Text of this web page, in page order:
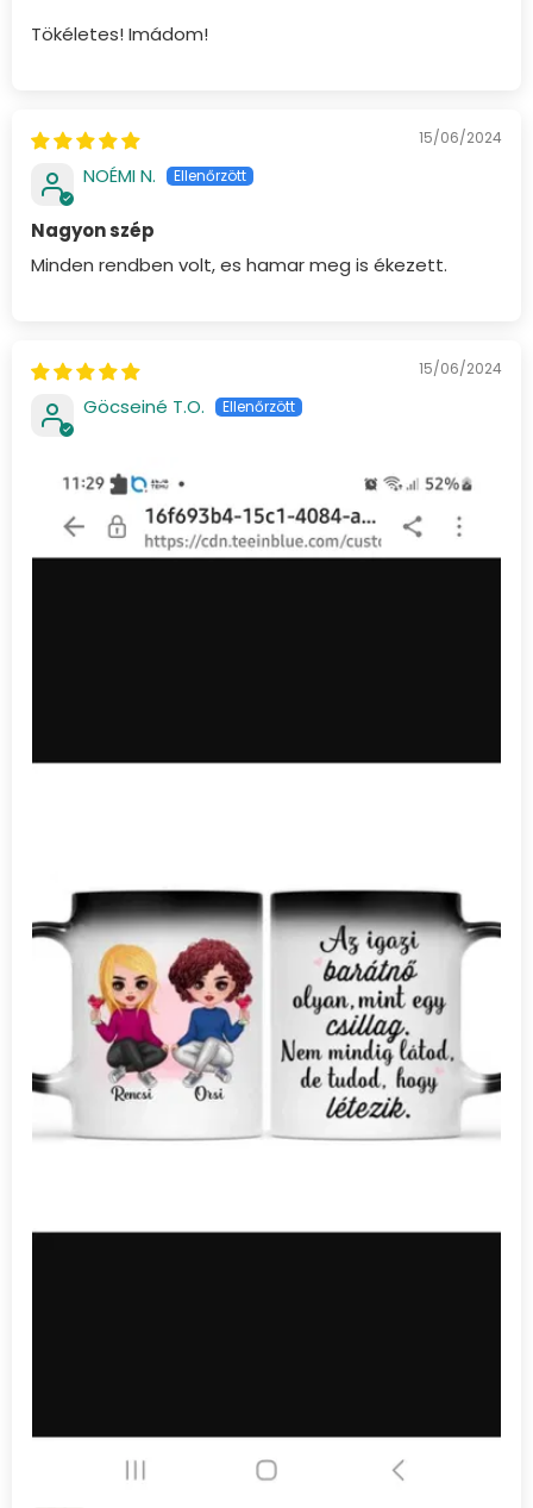
Tökéletes! Imádom!
15/06/2024
NOÉMI N.
Nagyon szép
Minden rendben volt, es hamar meg is ékezett.
15/06/2024
Göcseiné T.O.